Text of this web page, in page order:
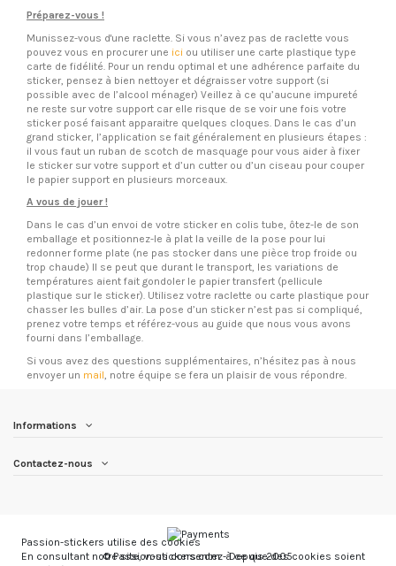
Préparez-vous !
Munissez-vous d'une raclette. Si vous n’avez pas de raclette vous
pouvez vous en procurer une ici ou utiliser une carte plastique type
carte de fidélité. Pour un rendu optimal et une adhérence parfaite du
sticker, pensez à bien nettoyer et dégraisser votre support (si
possible avec de l’alcool ménager) Veillez à ce qu’aucune impureté
ne reste sur votre support car elle risque de se voir une fois votre
sticker posé faisant apparaitre quelques cloques. Dans le cas d’un
grand sticker, l’application se fait généralement en plusieurs étapes :
il vous faut un ruban de scotch de masquage pour vous aider à fixer
le sticker sur votre support et d’un cutter ou d’un ciseau pour couper
le papier support en plusieurs morceaux.
A vous de jouer !
Dans le cas d’un envoi de votre sticker en colis tube, ôtez-le de son
emballage et positionnez-le à plat la veille de la pose pour lui
redonner forme plate (ne pas stocker dans une pièce trop froide ou
trop chaude) Il se peut que durant le transport, les variations de
températures aient fait gondoler le papier transfert (pellicule
plastique sur le sticker). Utilisez votre raclette ou carte plastique pour
chasser les bulles d’air. La pose d’un sticker n’est pas si compliqué,
prenez votre temps et référez-vous au guide que nous vous avons
fourni dans l’emballage.
Si vous avez des questions supplémentaires, n’hésitez pas à nous
envoyer un mail , notre équipe se fera un plaisir de vous répondre.
Informations
Contactez-nous
© Passion-stickers.com - Depuis 2005
Passion-stickers utilise des cookies
En consultant notre site, vous consentez à ce que des cookies soient